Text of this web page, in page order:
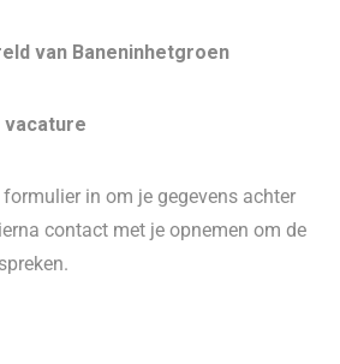
van Baneninhetgroen
in om je gegevens achter
contact met je opnemen om de